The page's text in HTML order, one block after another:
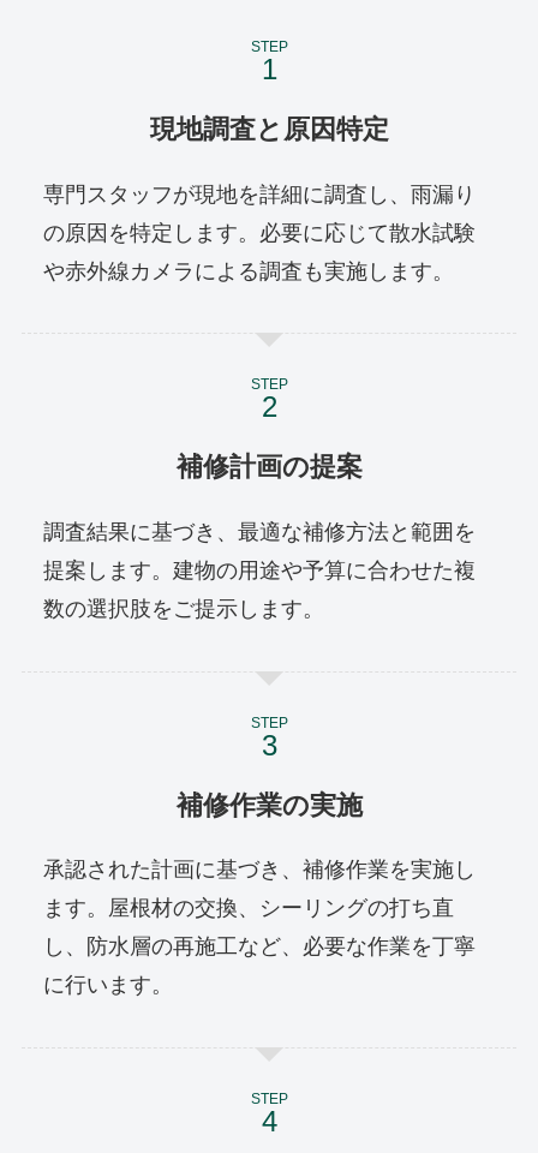
STEP
現地調査と原因特定
専門スタッフが現地を詳細に調査し、雨漏り
の原因を特定します。必要に応じて散水試験
や赤外線カメラによる調査も実施します。
STEP
補修計画の提案
調査結果に基づき、最適な補修方法と範囲を
提案します。建物の用途や予算に合わせた複
数の選択肢をご提示します。
STEP
補修作業の実施
承認された計画に基づき、補修作業を実施し
ます。屋根材の交換、シーリングの打ち直
し、防水層の再施工など、必要な作業を丁寧
に行います。
STEP